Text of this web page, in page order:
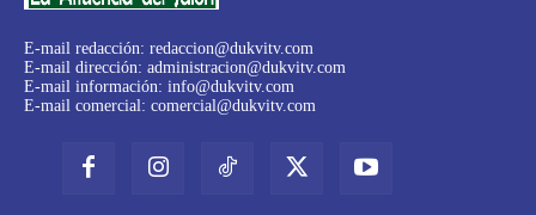
E-mail redacción: redaccion@dukvitv.com
E-mail dirección: administracion@dukvitv.com
E-mail información: info@dukvitv.com
E-mail comercial: comercial@dukvitv.com